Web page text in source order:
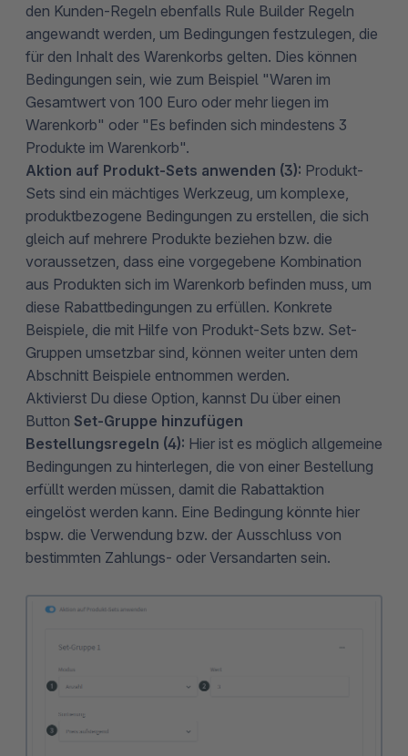
den Kunden-Regeln ebenfalls Rule Builder Regeln
angewandt werden, um Bedingungen festzulegen, die
für den Inhalt des Warenkorbs gelten. Dies können
Bedingungen sein, wie zum Beispiel "Waren im
Gesamtwert von 100 Euro oder mehr liegen im
Warenkorb" oder "Es befinden sich mindestens 3
Produkte im Warenkorb".
Aktion auf Produkt-Sets anwenden (3): Produkt-
Sets sind ein mächtiges Werkzeug, um komplexe,
produktbezogene Bedingungen zu erstellen, die sich
gleich auf mehrere Produkte beziehen bzw. die
voraussetzen, dass eine vorgegebene Kombination
aus Produkten sich im Warenkorb befinden muss, um
diese Rabattbedingungen zu erfüllen. Konkrete
Beispiele, die mit Hilfe von Produkt-Sets bzw. Set-
Gruppen umsetzbar sind, können weiter unten dem
Abschnitt Beispiele entnommen werden.
Aktivierst Du diese Option, kannst Du über einen
Button Set-Gruppe hinzufügen
Bestellungsregeln (4): Hier ist es möglich allgemeine
Bedingungen zu hinterlegen, die von einer Bestellung
erfüllt werden müssen, damit die Rabattaktion
eingelöst werden kann. Eine Bedingung könnte hier
bspw. die Verwendung bzw. der Ausschluss von
bestimmten Zahlungs- oder Versandarten sein.